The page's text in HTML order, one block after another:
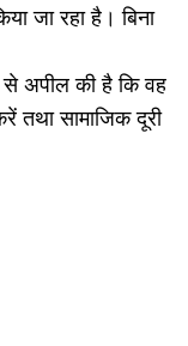
जा रहा है। बिना
से अपील की है कि वह
तथा सामाजिक दूरी